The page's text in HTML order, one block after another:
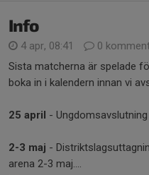
Info
4 apr, 08:41
0
Sista matcherna är spelade
boka in i kalendern innan vi
25 april -
2-3 maj -
arena 2-3 maj....